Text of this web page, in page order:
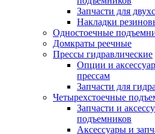
Запчасти для
Накладки
Одностоечные
Домкраты реечные
Прессы гидравлические
Опции и
прессам
Запчасти для
Четырехстоечные
Запчасти и
подъемников
Аксессуары и